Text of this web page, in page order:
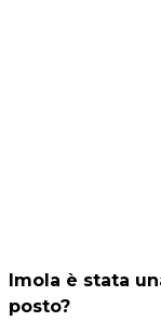
Imola è stata
posto?